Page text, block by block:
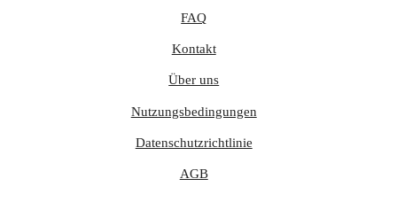
FAQ
Kontakt
Über uns
Nutzungsbedingungen
Datenschutzrichtlinie
AGB